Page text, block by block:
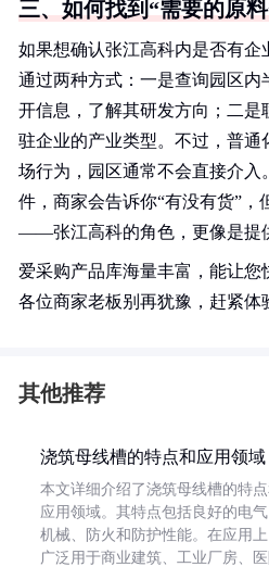
三、如何找到“需要的原料
如果想确认张江高科内是否有企
通过两种方式：一是查询园区内
开信息，了解其研发方向；二是
驻企业的产业类型。不过，普通
场行为，园区通常不会直接介入
件，商家会告诉你“有没有货”，
——张江高科的角色，更像是提
爱采购产品库海量丰富，能让您
各位商家老板别再犹豫，赶紧体
其他推荐
浇筑母线槽的特点和应用领域
本文详细介绍了浇筑母线槽的特点
应用领域。其特点包括良好的电气
机械、防火和防护性能。在应用上
广泛用于商业建筑、工业厂房、